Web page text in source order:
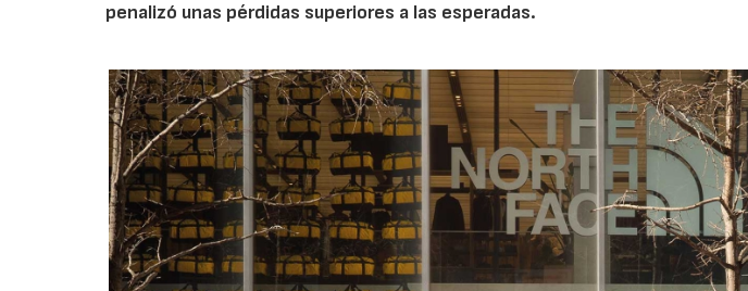
penalizó unas pérdidas superiores a las esperadas.